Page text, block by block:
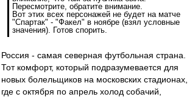
Пересмотрите, обратите внимание.
Вот этих всех персонажей не будет на матче
"Спартак" - "Факел" в ноябре (взял условные
значения). Готов спорить.
Россия - самая северная футбольная страна.
Тот комфорт, который подразумевается для
новых болельщиков на московских стадионах,
где с октября по апрель холод собачий,